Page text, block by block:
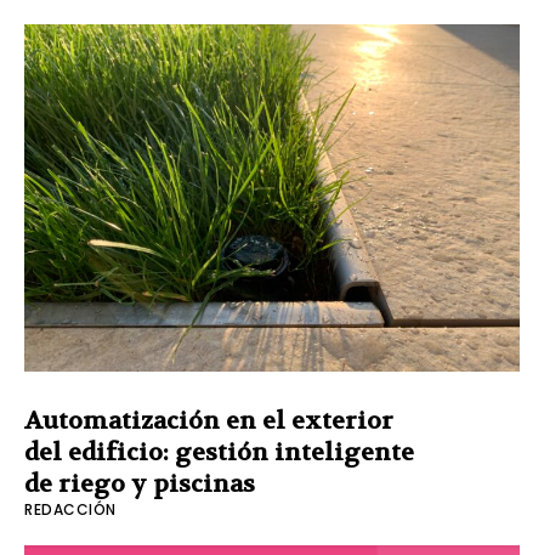
Automatización en el exterior
del edificio: gestión inteligente
de riego y piscinas
REDACCIÓN